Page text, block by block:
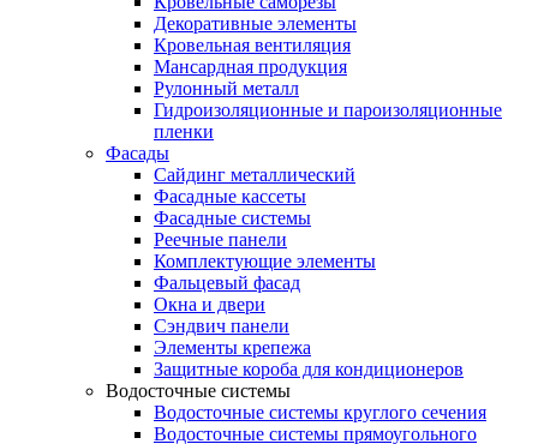
Декоративные элементы
Кровельная вентиляция
Мансардная продукция
Рулонный металл
Гидроизоляционные и пароизоляционные
пленки
Фасады
Сайдинг металлический
Фасадные кассеты
Фасадные системы
Реечные панели
Комплектующие элементы
Фальцевый фасад
Окна и двери
Сэндвич панели
Элементы крепежа
Защитные короба для кондиционеров
Водосточные системы
Водосточные системы круглого сечения
Водосточные системы прямоугольного